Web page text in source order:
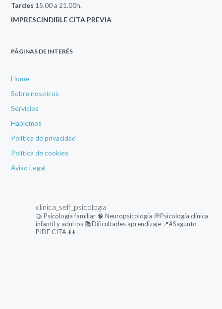
Tardes 15.00 a 21.00h.
IMPRESCINDIBLE CITA PREVIA
PÁGINAS DE INTERÉS
Home
Sobre nosotros
Servicios
Hablemos
Política de privacidad
Política de cookies
Aviso Legal
clinica_self_psicologia
🤝 Psicología familiar 🧠 Neuropsicología 💭Psicología clínica
infantil y adultos📚Dificultades aprendizaje 📍#Sagunto
PIDE CITA ⬇️⬇️